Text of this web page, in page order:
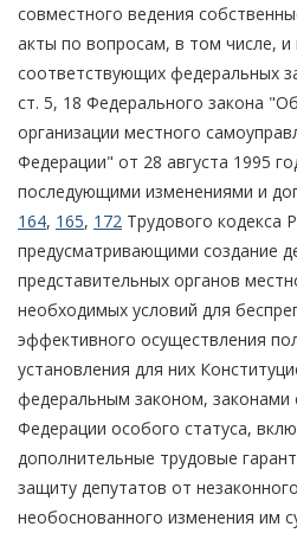
совместного ведения
акты по вопросам, в том числе, и
соответствующих федеральных
ст. 5, 18 Федерального закона
организации местного
Федерации" от 28 августа 1995
последующими изменениями и
164, 165, 172 Трудового кодекса
предусматривающими создание
представительных органов
необходимых условий для
эффективного осуществления
установления для них
федеральным законом, законами
Федерации особого статуса,
дополнительные трудовые
защиту депутатов от
необоснованного изменения им